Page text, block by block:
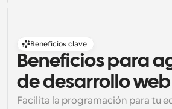
Beneficios clave
Beneficios para
de desarrollo web
Facilita la programación para tu